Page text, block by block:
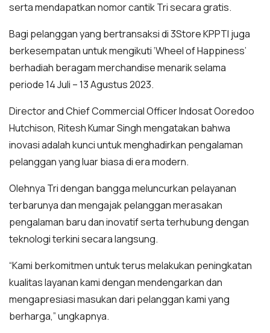
serta mendapatkan nomor cantik Tri secara gratis.
Bagi pelanggan yang bertransaksi di 3Store KPPTI juga
berkesempatan untuk mengikuti ‘Wheel of Happiness’
berhadiah beragam merchandise menarik selama
periode 14 Juli – 13 Agustus 2023.
Director and Chief Commercial Officer Indosat Ooredoo
Hutchison, Ritesh Kumar Singh mengatakan bahwa
inovasi adalah kunci untuk menghadirkan pengalaman
pelanggan yang luar biasa di era modern.
Olehnya Tri dengan bangga meluncurkan pelayanan
terbarunya dan mengajak pelanggan merasakan
pengalaman baru dan inovatif serta terhubung dengan
teknologi terkini secara langsung.
“Kami berkomitmen untuk terus melakukan peningkatan
kualitas layanan kami dengan mendengarkan dan
mengapresiasi masukan dari pelanggan kami yang
berharga,” ungkapnya.